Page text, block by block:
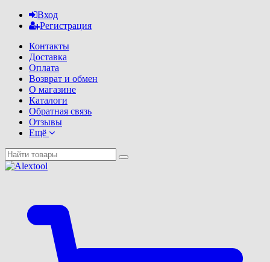
Вход
Регистрация
Контакты
Доставка
Оплата
Возврат и обмен
О магазине
Каталоги
Обратная связь
Отзывы
Ещё